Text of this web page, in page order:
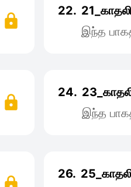
22.
இந்த
24.
இந்த
26.